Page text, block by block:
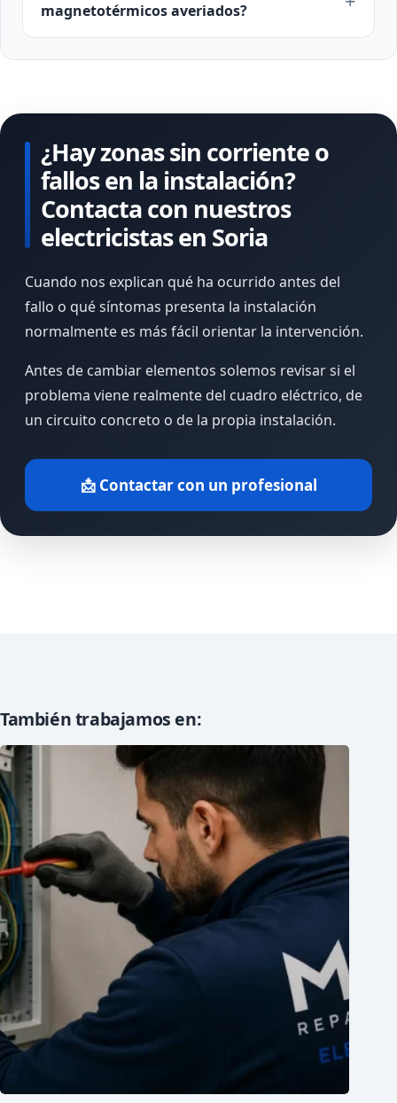
magnetotérmicos averiados?
¿Hay zonas sin corriente o
fallos en la instalación?
Contacta con nuestros
electricistas en Soria
Cuando nos explican qué ha ocurrido antes del
fallo o qué síntomas presenta la instalación
normalmente es más fácil orientar la intervención.
Antes de cambiar elementos solemos revisar si el
problema viene realmente del cuadro eléctrico, de
un circuito concreto o de la propia instalación.
📩 Contactar con un profesional
También trabajamos en: